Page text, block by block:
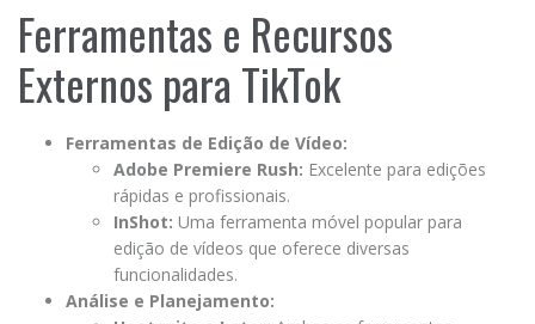
Ferramentas e Recursos
Externos para TikTok
Ferramentas de Edição de Vídeo:
Adobe Premiere Rush: Excelente para edições
rápidas e profissionais.
InShot: Uma ferramenta móvel popular para
edição de vídeos que oferece diversas
funcionalidades.
Análise e Planejamento: